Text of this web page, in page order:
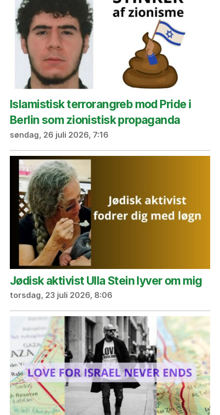
Islamistisk terrorangreb mod Pride i
Berlin som zionistisk propaganda
søndag, 26 juli 2026, 7:16
Jødisk aktivist Ulla Stein lyver om mig
torsdag, 23 juli 2026, 8:06